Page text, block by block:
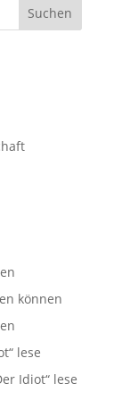
können
lese
Idiot“ lese